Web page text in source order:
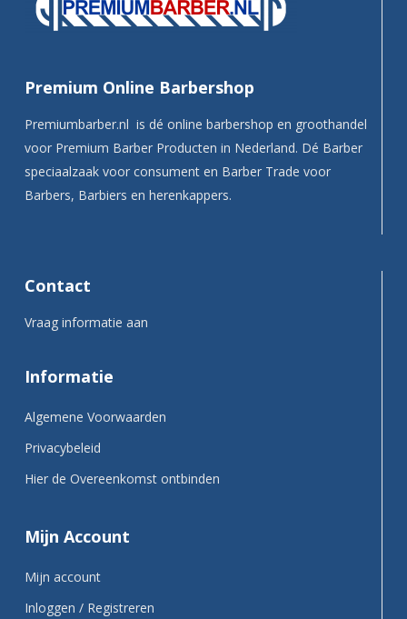
Premium Online Barbershop
Premiumbarber.nl is dé online barbershop en groothandel
voor Premium Barber Producten in Nederland. Dé Barber
speciaalzaak voor consument en Barber Trade voor
Barbers, Barbiers en herenkappers.
Contact
Vraag informatie aan
Informatie
Algemene Voorwaarden
Privacybeleid
Hier de Overeenkomst ontbinden
Mijn Account
Mijn account
Inloggen / Registreren